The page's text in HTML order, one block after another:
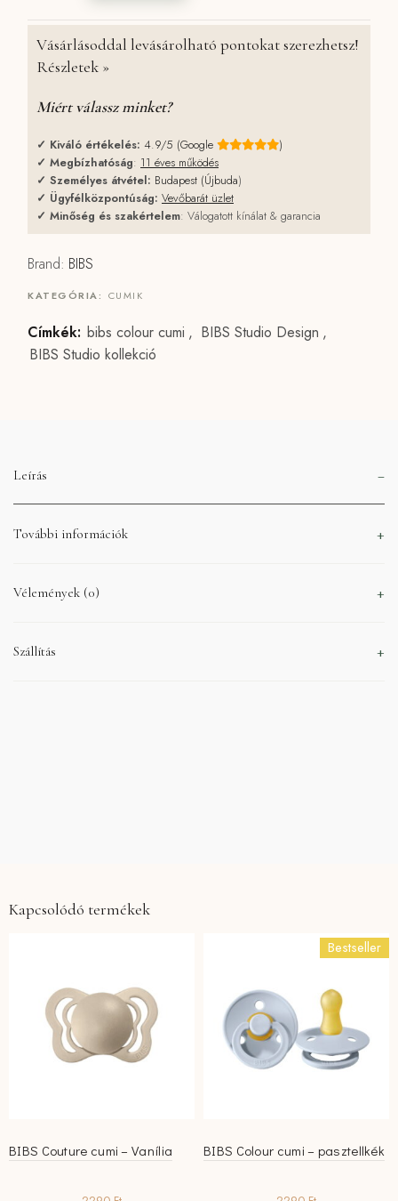
Vásárlásoddal levásárolható pontokat szerezhetsz!
Részletek »
Miért válassz minket?
✓ Kiváló értékelés: 4.9/5 (Google
)
✓ Megbízhatóság: 11 éves működés
✓ Személyes átvétel: Budapest (Újbuda)
✓ Ügyfélközpontúság: Vevőbarát üzlet
✓ Minőség és szakértelem: Válogatott kínálat & garancia
Brand: BIBS
KATEGÓRIA: CUMIK
Címkék: bibs colour cumi , BIBS Studio Design ,
BIBS Studio kollekció
Leírás
További információk
Vélemények (0)
Szállítás
Kapcsolódó termékek
BIBS Couture cumi – Vanília
Bestseller
BIBS Colour cumi – pasztellkék